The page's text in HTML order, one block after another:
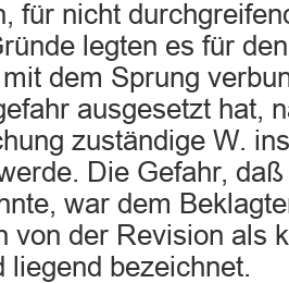
für nicht
legten es für
dem Sprung
ausgesetzt hat,
zuständige W.
Die Gefahr,
war dem
von der Revision als
liegend bezeichnet.